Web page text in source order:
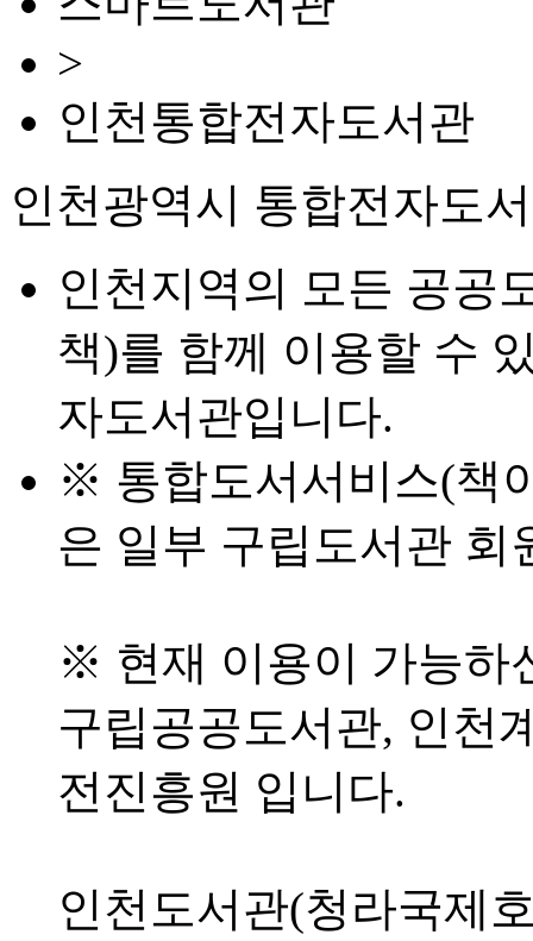
>
인천통합전자도서관
인천광역시 통합전자도
인천지역의 모든 공공
책)를 함께 이용할 수
자도서관입니다.
※ 통합도서서비스(책
은 일부 구립도서관 회
※ 현재 이용이 가능하
구립공공도서관, 인천
전진흥원 입니다.
인천도서관(청라국제